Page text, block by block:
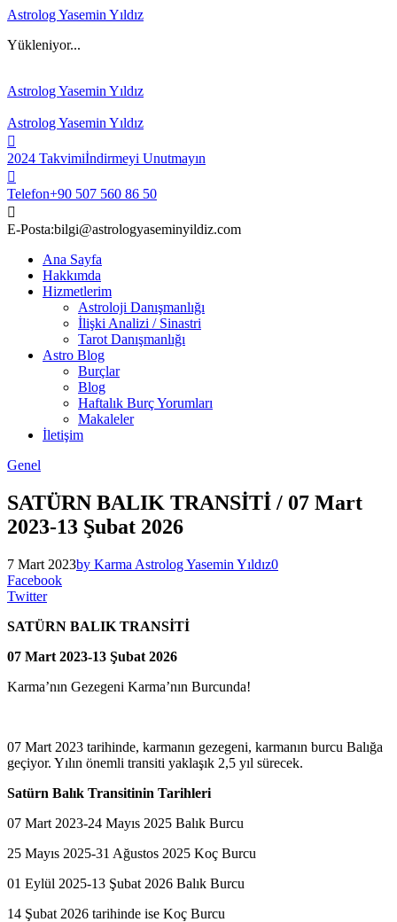
Astrolog Yasemin Yıldız
Yükleniyor...
Astrolog Yasemin Yıldız
Astrolog Yasemin Yıldız
2024 Takvimiİndirmeyi Unutmayın
Telefon+90 507 560 86 50
E-Posta:bilgi@astrologyaseminyildiz.com
Ana Sayfa
Hakkımda
Hizmetlerim
Astroloji Danışmanlığı
İlişki Analizi / Sinastri
Tarot Danışmanlığı
Astro Blog
Burçlar
Blog
Haftalık Burç Yorumları
Makaleler
İletişim
Genel
SATÜRN BALIK TRANSİTİ / 07 Mart
2023-13 Şubat 2026
7 Mart 2023by Karma Astrolog Yasemin Yıldız0
Facebook
Twitter
SATÜRN BALIK TRANSİTİ
07 Mart 2023-13 Şubat 2026
Karma’nın Gezegeni Karma’nın Burcunda!
07 Mart 2023 tarihinde, karmanın gezegeni, karmanın burcu Balığa
geçiyor. Yılın önemli transiti yaklaşık 2,5 yıl sürecek.
Satürn Balık Transitinin Tarihleri
07 Mart 2023-24 Mayıs 2025 Balık Burcu
25 Mayıs 2025-31 Ağustos 2025 Koç Burcu
01 Eylül 2025-13 Şubat 2026 Balık Burcu
14 Şubat 2026 tarihinde ise Koç Burcu